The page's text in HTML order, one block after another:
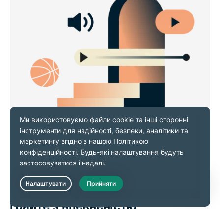
Займайтесь веб-серфінгом,
дивіться потоковий контент та
грайте з впевненістю